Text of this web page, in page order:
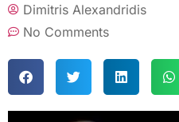
Dimitris Alexandridis
No Comments